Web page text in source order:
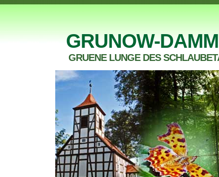
GRUNOW-
GRUENE LUNGE DES